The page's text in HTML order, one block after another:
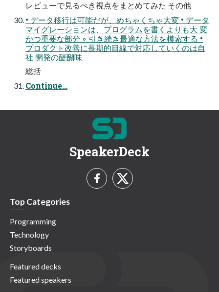
レビューで見るべき視点をまとめてみた その他
• データ移行は可能だが、めちゃくちゃ大変 • データ
マイグレーションは、プログラムを書くよりも大 変
かつ重要な部分 ◦ 引き続き最適な方法を模索する •
プロダクト改善に長期的目線で対応していくのは自
社 開発の醍醐味
総括
Continue…
SpeakerDeck
Top Categories
Programming
Technology
Storyboards
Featured decks
Featured speakers